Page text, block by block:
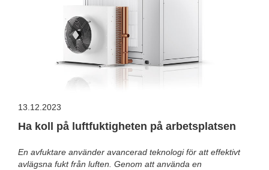
13.12.2023
Ha koll på luftfuktigheten på arbetsplatsen
En avfuktare använder avancerad teknologi för att effektivt
avlägsna fukt från luften. Genom att använda en